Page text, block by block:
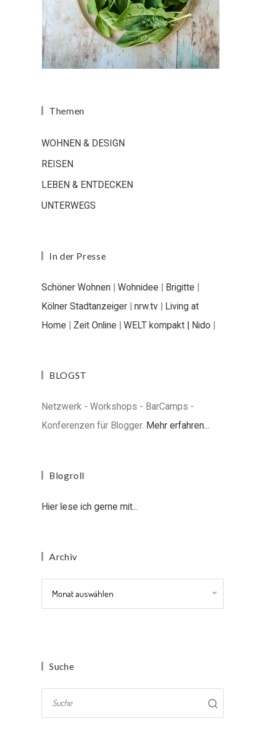
Themen
WOHNEN & DESIGN
REISEN
LEBEN & ENTDECKEN
UNTERWEGS
In der Presse
Schöner Wohnen Wohnidee Brigitte
Kölner Stadtanzeiger
nrw.tv
Living at
Home
Zeit Online WELT kompakt | Nido
BLOGST
Netzwerk - Workshops - BarCamps -
Konferenzen für Blogger. Mehr erfahren...
Blogroll
Hier lese ich gerne mit...
Archiv
Suche